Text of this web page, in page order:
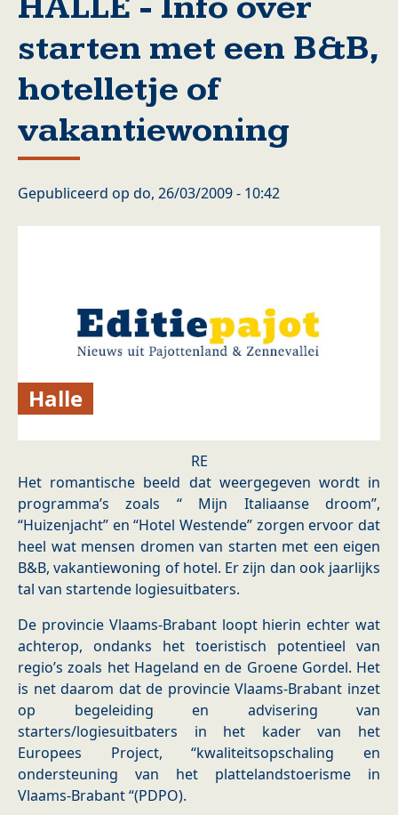
starten met een B&B,
hotelletje of
vakantiewoning
Gepubliceerd op do, 26/03/2009 - 10:42
Halle
RE
Het romantische beeld dat weergegeven wordt in
programma’s zoals “ Mijn Italiaanse droom”,
“Huizenjacht” en “Hotel Westende” zorgen ervoor dat
heel wat mensen dromen van starten met een eigen
B&B, vakantiewoning of hotel. Er zijn dan ook jaarlijks
tal van startende logiesuitbaters.
De provincie Vlaams-Brabant loopt hierin echter wat
achterop, ondanks het toeristisch potentieel van
regio’s zoals het Hageland en de Groene Gordel. Het
is net daarom dat de provincie Vlaams-Brabant inzet
op begeleiding en advisering van
starters/logiesuitbaters in het kader van het
Europees Project, “kwaliteitsopschaling en
ondersteuning van het plattelandstoerisme in
Vlaams-Brabant “(PDPO).